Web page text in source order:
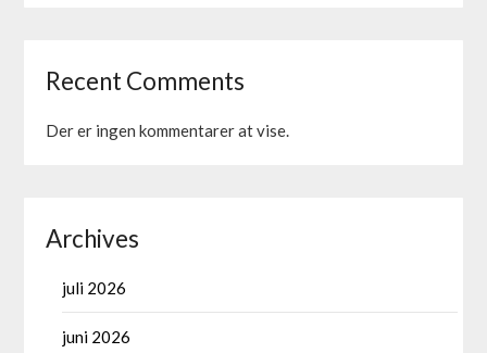
Recent Comments
Der er ingen kommentarer at vise.
Archives
juli 2026
juni 2026